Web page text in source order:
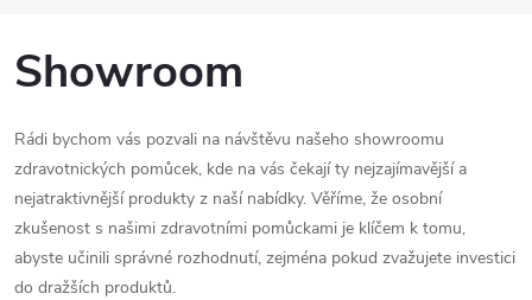
Showroom
Rádi bychom vás pozvali na návštěvu našeho showroomu
zdravotnických pomůcek, kde na vás čekají ty nejzajímavější a
nejatraktivnější produkty z naší nabídky. Věříme, že osobní
zkušenost s našimi zdravotními pomůckami je klíčem k tomu,
abyste učinili správné rozhodnutí, zejména pokud zvažujete investici
do dražších produktů.